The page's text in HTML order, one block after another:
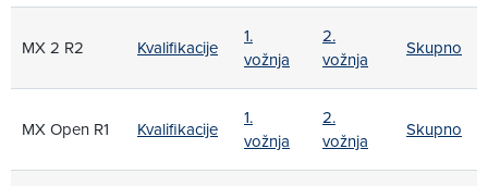
MX 2 R2 Kvalifikacije
1.
vožnja
2.
vožnja
Skupno
MX Open R1 Kvalifikacije
1.
vožnja
2.
vožnja
Skupno